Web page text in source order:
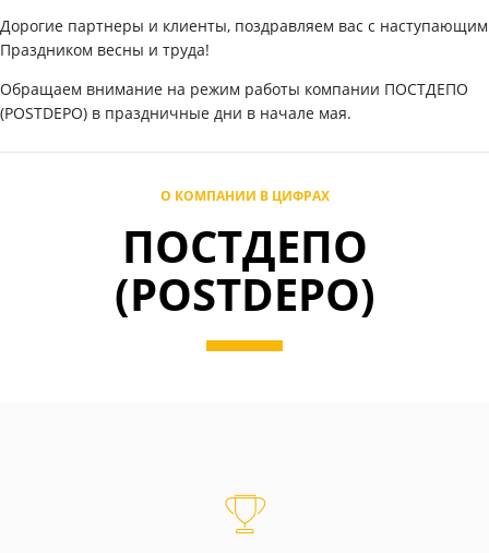
Дорогие партнеры и клиенты, поздравляем вас с наступающим
Праздником весны и труда!
Обращаем внимание на режим работы компании ПОСТДЕПО
(POSTDEPO) в праздничные дни в начале мая.
О КОМПАНИИ В ЦИФРАХ
ПОСТДЕПО
(POSTDEPO)